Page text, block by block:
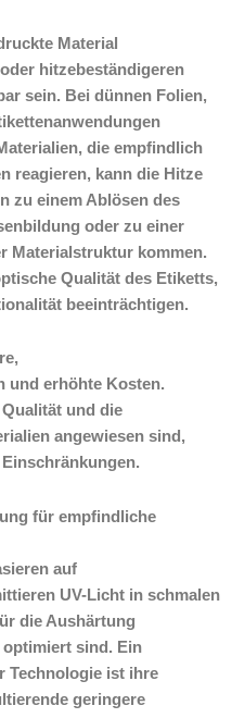
Material
hitzebeständigeren
sein. Bei dünnen Folien,
die empfindlich
reagieren, kann die Hitze
zu einem Ablösen des
oder zu einer
Materialstruktur kommen.
Qualität des Etiketts,
beeinträchtigen.
und erhöhte Kosten.
und die
angewiesen sind,
für empfindliche
auf
UV-Licht in schmalen
die Aushärtung
sind. Ein
Technologie ist ihre
geringere